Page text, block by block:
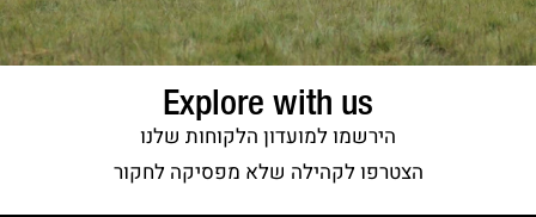
Explore with us
הירשמו למועדון הלקוחות שלנו
הצטרפו לקהילה שלא מפסיקה לחקור